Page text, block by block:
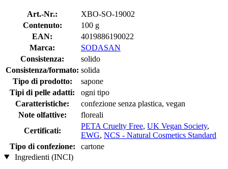
Art.-Nr.:
XBO-SO-19002
Contenuto:
100 g
EAN:
4019886190022
Marca:
SODASAN
Consistenza:
solido
Consistenza/formato: solida
Tipo di prodotto:
sapone
Tipi di pelle adatti:
ogni tipo
Caratteristiche:
confezione senza plastica, vegan
Note olfattive:
floreali
Certificati:
PETA Cruelty Free, UK Vegan Society,
EWG, NCS - Natural Cosmetics Standard
Tipo di confezione:
cartone
Ingredienti (INCI)